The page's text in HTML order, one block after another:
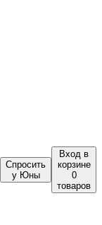
Спросить
у Юны
Вход в
корзине
0
товаров